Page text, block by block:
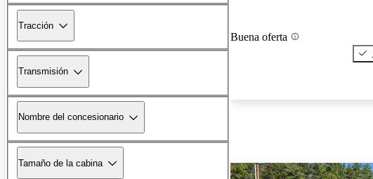
Tracción
Transmisión
Nombre del concesionario
Tamaño de la cabina
Buena oferta